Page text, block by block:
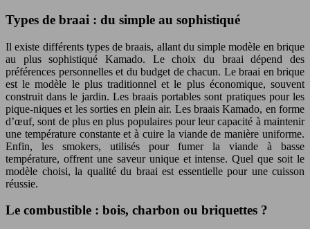
Types de braai : du simple au sophistiqué
Il existe différents types de braais, allant du simple modèle en brique
au plus sophistiqué Kamado. Le choix du braai dépend des
préférences personnelles et du budget de chacun. Le braai en brique
est le modèle le plus traditionnel et le plus économique, souvent
construit dans le jardin. Les braais portables sont pratiques pour les
pique-niques et les sorties en plein air. Les braais Kamado, en forme
d’œuf, sont de plus en plus populaires pour leur capacité à maintenir
une température constante et à cuire la viande de manière uniforme.
Enfin, les smokers, utilisés pour fumer la viande à basse
température, offrent une saveur unique et intense. Quel que soit le
modèle choisi, la qualité du braai est essentielle pour une cuisson
réussie.
Le combustible : bois, charbon ou briquettes ?